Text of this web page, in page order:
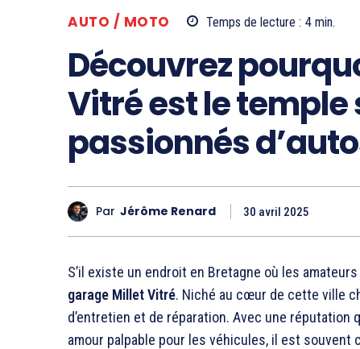
AUTO / MOTO Temps de lecture : 4min.
Découvrez
Vitré est le temple
passionnés
Par Jérôme Renard 30 avril 2025
S’il existe un endroit en Bretagne où les
garage Millet Vitré. Niché au cœur de cette ville
d’entretien et de réparation. Avec une réputation
amour palpable pour les véhicules, il est